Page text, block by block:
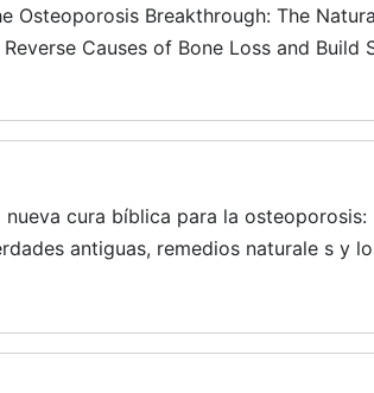
Osteoporosis Breakthrough: The
Causes of Bone Loss and Build
nueva cura bíblica para la osteoporosis:
antiguas, remedios naturale s y